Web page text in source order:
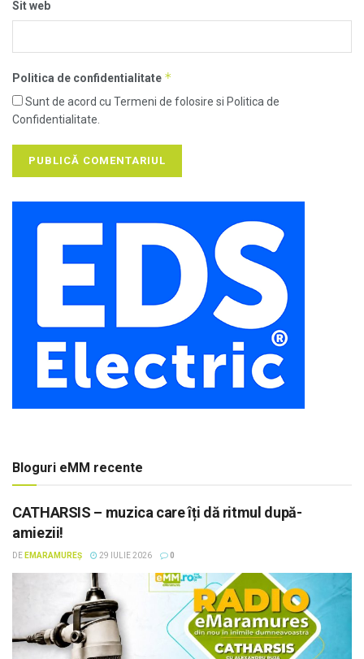
Sit web
Politica de confidentialitate *
Sunt de acord cu Termeni de folosire si Politica de
Confidentialitate.
Bloguri eMM recente
CATHARSIS – muzica care îți dă ritmul după-
amiezii!
DE EMARAMUREȘ 29 IULIE 2026 0